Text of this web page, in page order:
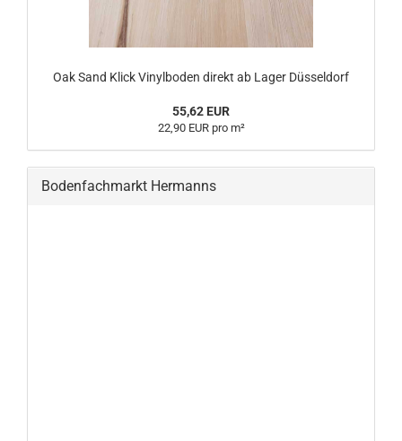
Oak Sand Klick Vinylboden direkt ab Lager Düsseldorf
55,62 EUR
22,90 EUR pro m²
Bodenfachmarkt Hermanns